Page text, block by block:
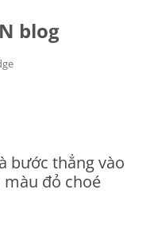
blog
bước thẳng vào
đỏ choé